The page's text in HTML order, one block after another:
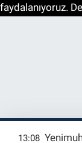
faydalanıyoruz.
13:08